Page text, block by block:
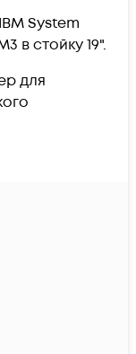
System
в стойку 19".
для